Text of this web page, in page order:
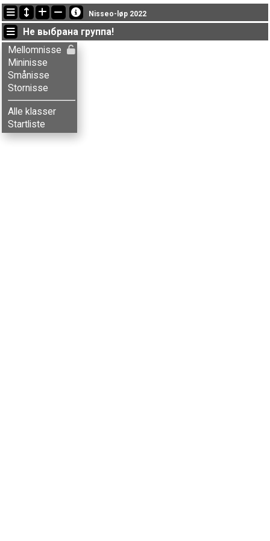
Последние обновления
09:44:19: Tore G. Tomter (Smånisse) финишировал с результатом 29:37 (7)
07:11:14: Aksel T. Fingarsen (Stornisse
07:11:14: Anders Skjeset (Stornisse) финишировал с результатом 52:07 (10)
Nisseo-løp 2022
Не выбрана группа!
Mellomnisse
Mininisse
Smånisse
Stornisse
Alle klasser
Startliste